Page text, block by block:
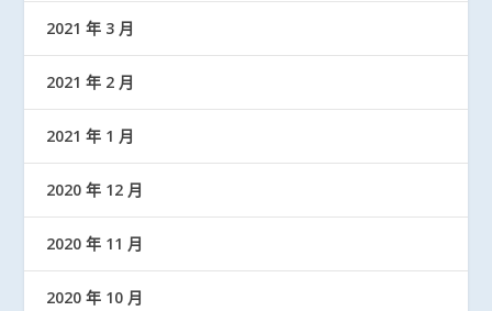
2021 年 3 月
2021 年 2 月
2021 年 1 月
2020 年 12 月
2020 年 11 月
2020 年 10 月